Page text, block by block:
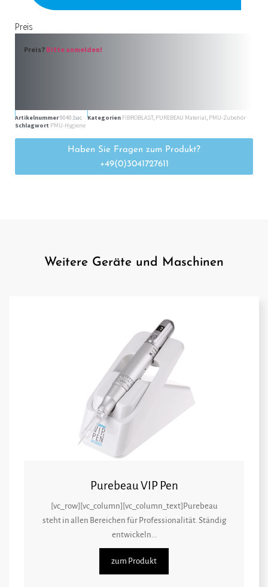
Preis
Preis? Bitte anmelden!
Artikelnummer9040.bac Kategorien FIBROBLAST, PUREBEAU Material, PMU-Zubehör
Schlagwort PMU-Hygiene
Haben Sie Fragen zum Produkt?
+49(0)3041727611
Weitere Geräte und Maschinen
Purebeau VIP Pen
[vc_row][vc_column][vc_column_text]Purebeau
steht in allen Bereichen für Professionalität. Ständig
entwickeln...
zum Produkt